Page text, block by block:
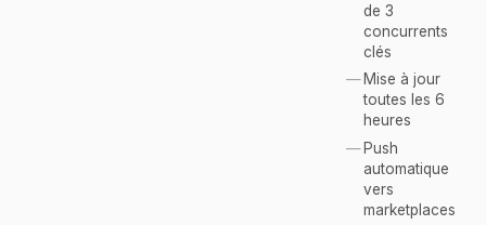
de 3
concurrents
clés
Mise à jour
toutes les 6
heures
Push
automatique
vers
marketplaces